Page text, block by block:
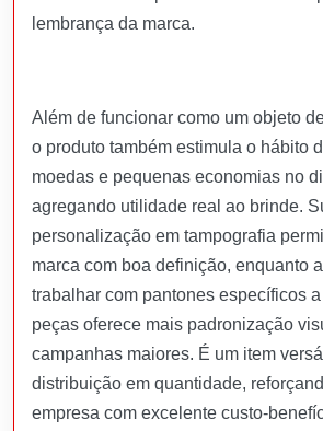
lembrança da marca.
Além de funcionar como um objeto
o produto também estimula o hábito
moedas e pequenas economias no
agregando utilidade real ao brinde.
personalização em tampografia
marca com boa definição, enquanto
trabalhar com pantones específicos
peças oferece mais padronização
campanhas maiores. É um item
distribuição em quantidade,
empresa com excelente custo-